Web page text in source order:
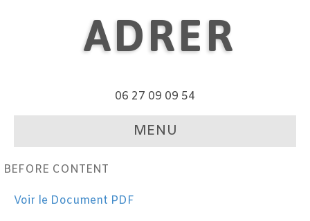
ADRER
06 27 09 09 54
MENU
BEFORE CONTENT
Voir le Document PDF